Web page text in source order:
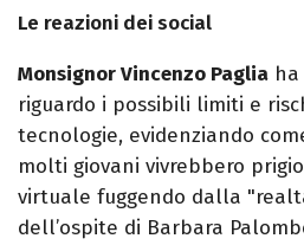
Le reazioni dei social
Monsignor Vincenzo Paglia
riguardo i possibili limiti e
tecnologie, evidenziando
molti giovani vivrebbero
virtuale fuggendo dalla
dell’ospite di Barbara